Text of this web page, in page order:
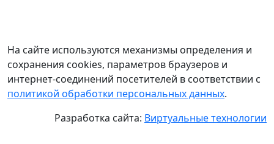
На сайте используются механизмы определения и
сохранения cookies, параметров браузеров и
интернет-соединений посетителей в соответствии с
политикой обработки персональных данных.
Разработка сайта: Виртуальные технологии